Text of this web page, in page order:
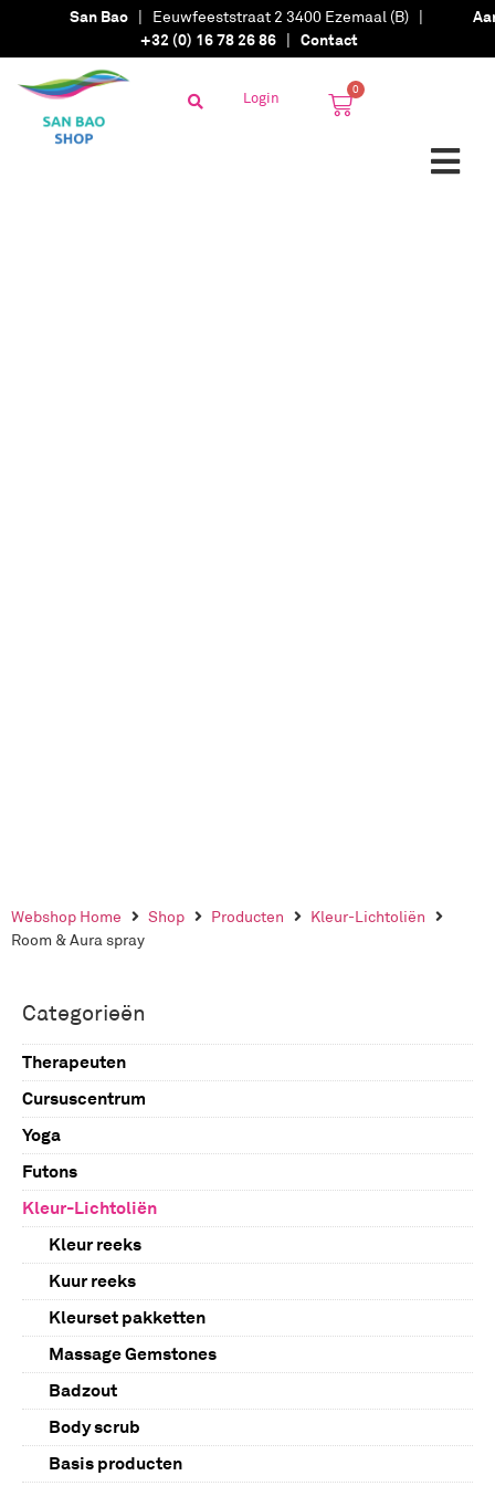
San Bao | Eeuwfeeststraat 2 3400 Ezemaal (B) |
+32 (0) 16 78 26 86 | Contact
Login 0
Webshop Home Shop Producten
Kleur-Lichtoliën
Room & Aura spray
Categorieën
Therapeuten
Cursuscentrum
Kleurenpunctuur
Workshop Kleur-Lichtolie
Zelfstudie Kleur-Licht oliën
Yoga
Futons
Massage futons
Meditatie futons
Hoofdkussens
Slaapfutons
Futon dekbed
Kleur-Lichtoliën
Kleur reeks
Kuur reeks
Kleurset pakketten
Massage Gemstones
Badzout
Body scrub
Basis producten